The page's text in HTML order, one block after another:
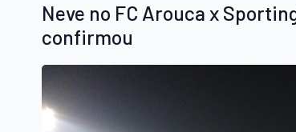
Neve no FC Arouca x
confirmou